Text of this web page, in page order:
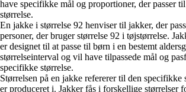
have specifikke mål og proportioner, der passer
størrelse.
En jakke i størrelse 92 henviser til jakker, der
personer, der bruger størrelse 92 i tøjstørrelse.
er designet til at passe til børn i en bestemt
størrelseinterval og vil have tilpassede mål og
specifikke størrelse.
Størrelsen på en jakke refererer til den specifikke
er produceret i. Jakker fås i forskellige størrelser